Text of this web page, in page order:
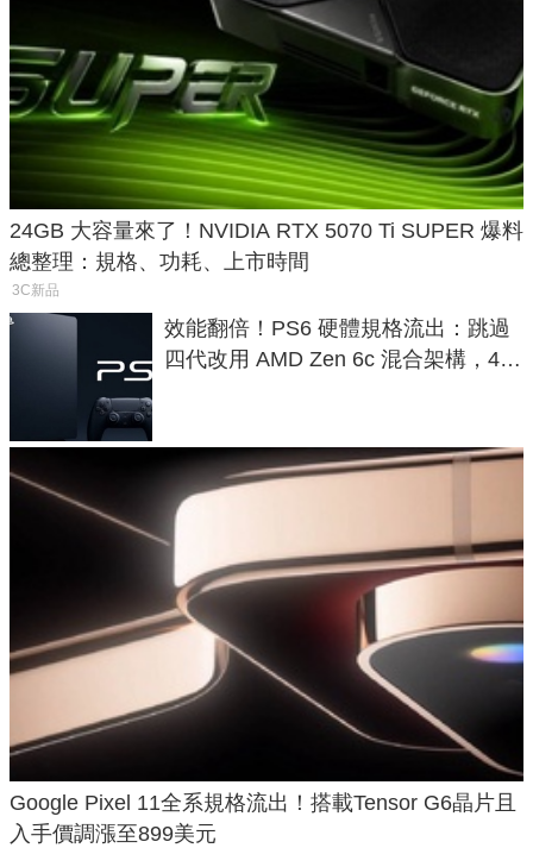
24GB 大容量來了！NVIDIA RTX 5070 Ti SUPER 爆料
總整理：規格、功耗、上市時間
3C新品
效能翻倍！PS6 硬體規格流出：跳過
四代改用 AMD Zen 6c 混合架構，4K
Google Pixel 11全系規格流出！搭載Tensor G6晶片且
入手價調漲至899美元